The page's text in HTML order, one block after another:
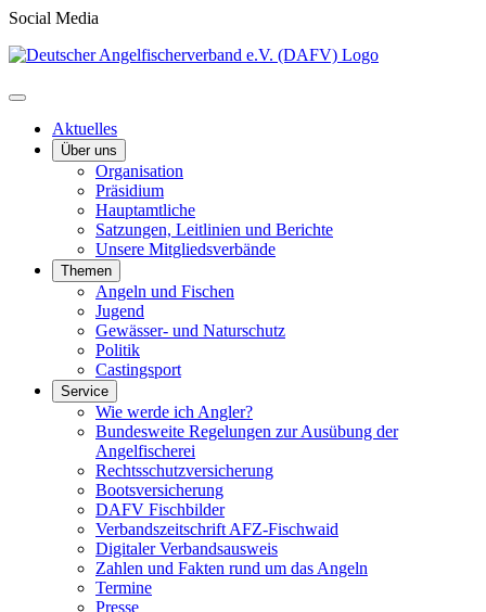
Social Media
Aktuelles
Über uns
Organisation
Präsidium
Hauptamtliche
Satzungen, Leitlinien und Berichte
Unsere Mitgliedsverbände
Themen
Angeln und Fischen
Jugend
Gewässer- und Naturschutz
Politik
Castingsport
Service
Wie werde ich Angler?
Bundesweite Regelungen zur Ausübung der
Angelfischerei
Rechtsschutzversicherung
Bootsversicherung
DAFV Fischbilder
Verbandszeitschrift AFZ-Fischwaid
Digitaler Verbandsausweis
Zahlen und Fakten rund um das Angeln
Termine
Presse